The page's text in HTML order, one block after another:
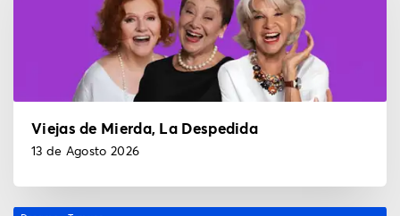
Viejas de Mierda, La Despedida
13 de Agosto 2026